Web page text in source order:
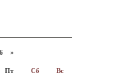
»
Пт Сб Вс